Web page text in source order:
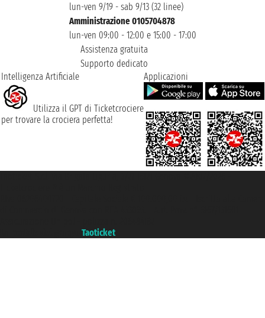
lun-ven 9/19 - sab 9/13 (32 linee)
Amministrazione 0105704878
lun-ven 09:00 - 12:00 e 15:00 - 17:00
Assistenza gratuita
Supporto dedicato
Intelligenza Artificiale
Utilizza il GPT di Ticketcrociere
per trovare la crociera perfetta!
Applicazioni
Taoticket